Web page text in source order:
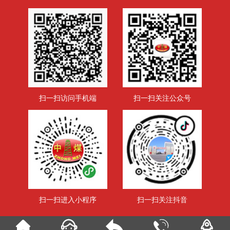
扫一扫访问手机端 扫一扫关注公众号
扫一扫进入小程序 扫一扫关注抖音
    